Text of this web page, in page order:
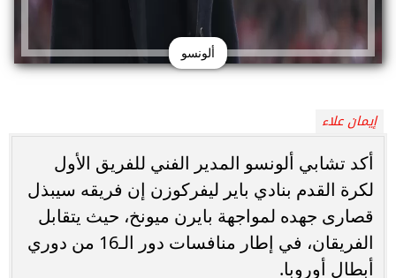
ألونسو
إيمان علاء
أكد تشابي ألونسو المدير الفني للفريق الأول
لكرة القدم بنادي باير ليفركوزن إن فريقه سيبذل
قصارى جهده لمواجهة بايرن ميونخ، حيث يتقابل
الفريقان، في إطار منافسات دور الـ16 من دوري
أبطال أوروبا.